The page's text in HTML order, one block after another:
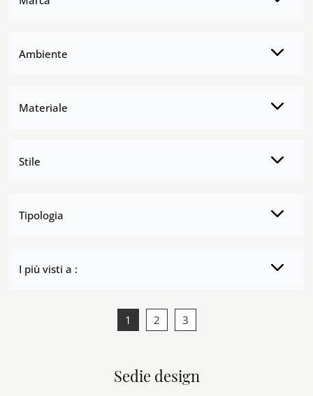
Ambiente
Materiale
Stile
Tipologia
I più visti a :
1 2 3
Sedie design